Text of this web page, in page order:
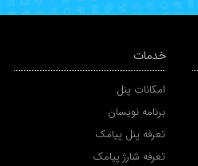
خدمات
امکانات پنل
برنامه نویسان
تعرفه پنل پیامک
تعرفه شارژ پیامک